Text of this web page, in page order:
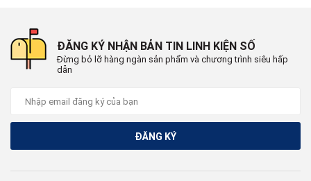
ĐĂNG KÝ NHẬN BẢN TIN LINH KIỆN SỐ
Đừng bỏ lỡ hàng ngàn sản phẩm và chương trình siêu hấp
dẫn
ĐĂNG KÝ